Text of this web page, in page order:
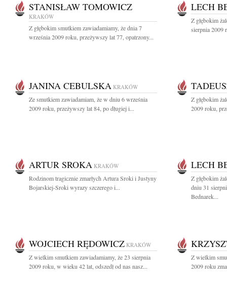
STANISŁAW TOMOWICZ
KRAKÓW
Z głębokim smutkiem zawiadamiamy, że dnia 7
września 2009 roku, przeżywszy lat 77, opatrzony...
LECH
Z głębokim
sierpnia 2009
JANINA CEBULSKA KRAKÓW
Ze smutkiem zawiadamiam, że w dniu 6 września
2009 roku, przeżywszy lat 84, po długiej i...
Z głębokim
2009 roku,
ARTUR SROKA KRAKÓW
Rodzinom tragicznie zmarłych Artura Sroki i Justyny
Bojarskiej-Sroki wyrazy szczerego i...
LECH
Z głębokim
dniu 31
Bednarek...
WOJCIECH RĘDOWICZ KRAKÓW
Z wielkim smutkiem zawiadamiamy, że 23 sierpnia
2009 roku, w wieku 42 lat, odszedł od nas nasz...
Z wielkim
2009 roku